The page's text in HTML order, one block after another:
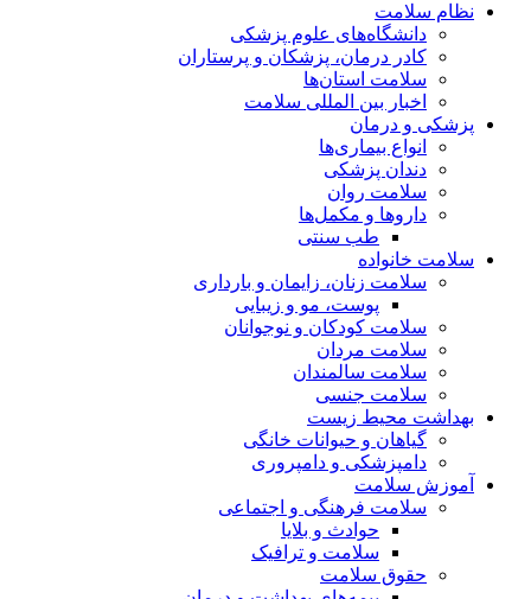
نظام سلامت
دانشگاه‌های علوم پزشکی
کادر درمان، پزشکان و پرستاران
سلامت استان‌ها
اخبار بین المللی سلامت
پزشکی و درمان
انواع بیماری‌ها
دندان پزشکی
سلامت روان
داروها و مکمل‌ها
طب سنتی
سلامت خانواده
سلامت زنان، زایمان و بارداری
پوست، مو و زیبایی
سلامت کودکان و نوجوانان
سلامت مردان
سلامت سالمندان
سلامت جنسی
بهداشت محیط زیست
گیاهان و حیوانات خانگی
دامپزشکی و دامپروری
آموزش سلامت
سلامت فرهنگی و اجتماعی
حوادث و بلایا
سلامت و ترافیک
حقوق سلامت